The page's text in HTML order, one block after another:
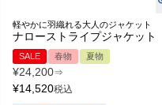
軽やかに羽織れる大人のジャケット
ナローストライプジャケット
SALE 春物 夏物
¥24,200⇒
¥14,520税込